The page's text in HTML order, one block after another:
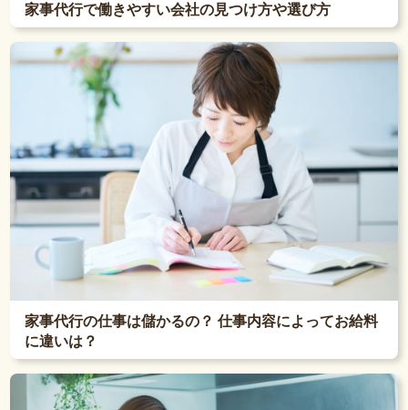
家事代行で働きやすい会社の見つけ方や選び方
家事代行の仕事は儲かるの？ 仕事内容によってお給料
に違いは？